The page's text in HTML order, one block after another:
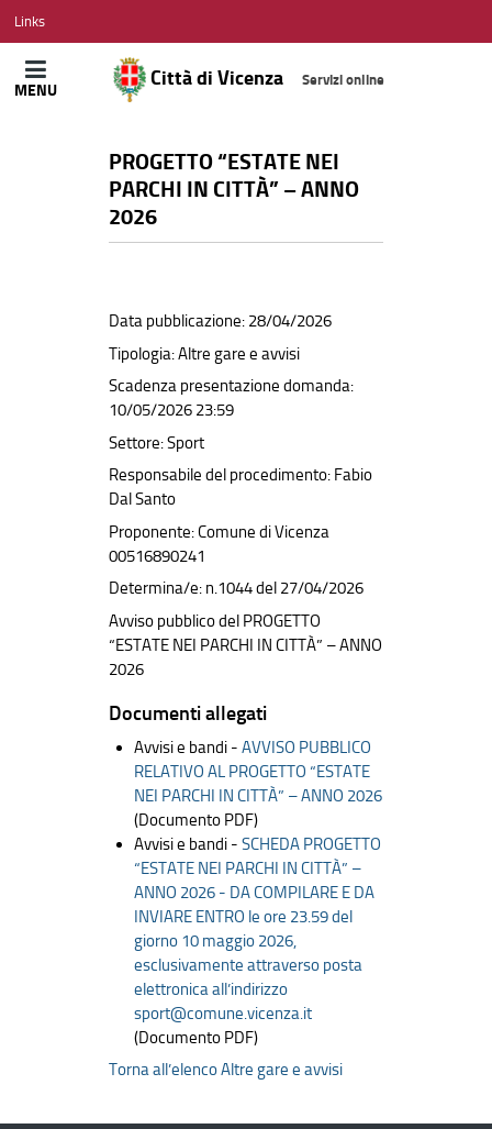
CITTÀ
DI
VICENZA
Links
Città di Vicenza Servizi online
MENU
PROGETTO “ESTATE NEI
PARCHI IN CITTÀ” – ANNO
2026
Data pubblicazione: 28/04/2026
Tipologia: Altre gare e avvisi
Scadenza presentazione domanda:
10/05/2026 23:59
Settore: Sport
Responsabile del procedimento: Fabio
Dal Santo
Proponente: Comune di Vicenza
00516890241
Determina/e: n.1044 del 27/04/2026
Avviso pubblico del PROGETTO
“ESTATE NEI PARCHI IN CITTÀ” – ANNO
2026
Documenti allegati
Avvisi e bandi - AVVISO PUBBLICO
RELATIVO AL PROGETTO “ESTATE
NEI PARCHI IN CITTÀ” – ANNO 2026
(Documento PDF)
Avvisi e bandi - SCHEDA PROGETTO
“ESTATE NEI PARCHI IN CITTÀ” –
ANNO 2026 - DA COMPILARE E DA
INVIARE ENTRO le ore 23.59 del
giorno 10 maggio 2026,
esclusivamente attraverso posta
elettronica all’indirizzo
sport@comune.vicenza.it
(Documento PDF)
Torna all’elenco Altre gare e avvisi